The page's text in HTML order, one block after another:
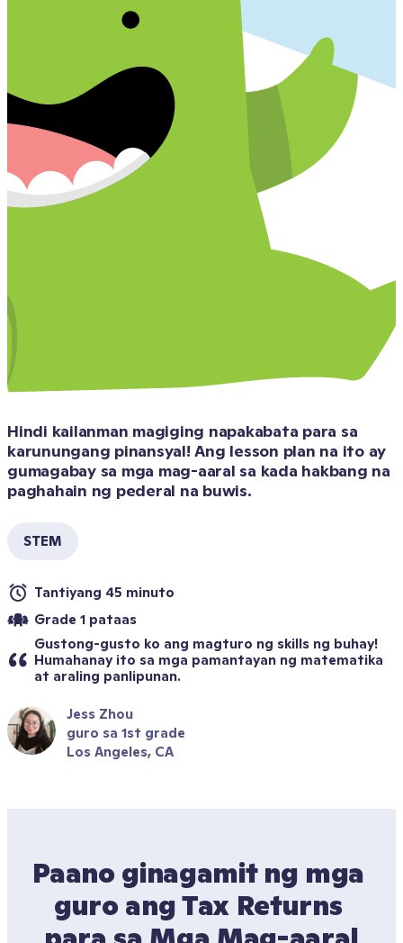
Hindi kailanman magiging napakabata para sa
karunungang pinansyal! Ang lesson plan na ito ay
gumagabay sa mga mag-aaral sa kada hakbang na
paghahain ng pederal na buwis.
STEM
Tantiyang 45 minuto
Grade 1 pataas
Gustong-gusto ko ang magturo ng skills ng buhay!
Humahanay ito sa mga pamantayan ng matematika
at araling panlipunan.
Jess Zhou
guro sa 1st grade
Los Angeles, CA
Paano ginagamit ng mga
guro ang Tax Returns